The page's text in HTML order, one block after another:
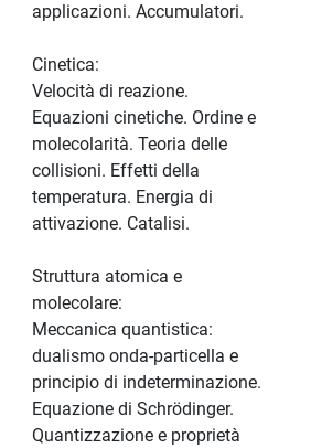
applicazioni. Accumulatori.
Cinetica:
Velocità di reazione.
Equazioni cinetiche. Ordine e
molecolarità. Teoria delle
collisioni. Effetti della
temperatura. Energia di
attivazione. Catalisi.
Struttura atomica e
molecolare:
Meccanica quantistica:
dualismo onda-particella e
principio di indeterminazione.
Equazione di Schrödinger.
Quantizzazione e proprietà